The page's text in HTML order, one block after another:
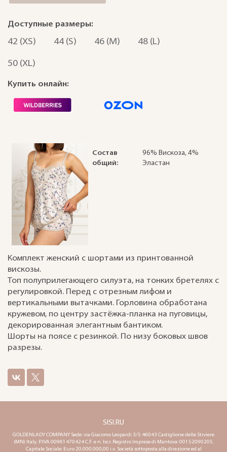
Доступные размеры:
42 (XS) 44 (S) 46 (M) 48 (L)
50 (XL)
Купить онлайн:
Состав
общий:
96% Вискоза, 4%
Эластан
Комплект женский с шортами из принтованной
вискозы.
Топ полуприлегающего силуэта, на тонких бретелях с
регулировкой. Перед с отрезным лифом и
вертикальными вытачками. Горловина обработана
кружевом, по центру застёжка-планка на пуговицы,
декорированная элегантным бантиком.
Шорты на поясе с резинкой. По низу боковых швов
разрезы.
SISI.RU
GOLDENLADY COMPANY Sede: via Giacomo Leopardi 3/5 46043 Castiglione delle Stiviere
(MN) Italy. P.IVA 00961470424 C.F. e n. Iscr. Registro Imprese di Mantova: 00152090205.
Capitale Sociale: Euro 20.000.000,00 i.v. Società sottoposta alla direzione ed al